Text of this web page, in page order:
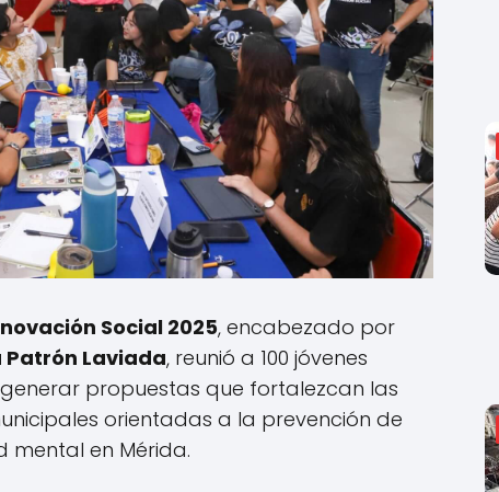
Social 2025, encabezado por
Patrón Laviada, reunió a 100 jóvenes
propuestas que fortalezcan las
orientadas a la prevención de
mental en Mérida.